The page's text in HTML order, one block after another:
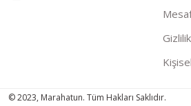
© 2023, Marahatun. Tüm Hakları Saklıdır.